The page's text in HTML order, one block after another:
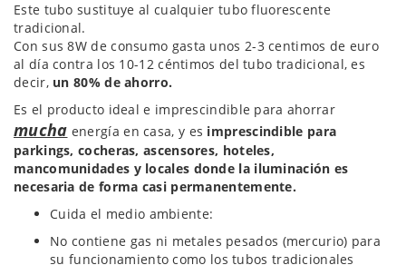
Este tubo sustituye al cualquier tubo fluorescente
tradicional.
Con sus 8W de consumo gasta unos 2-3 centimos de euro
al día contra los 10-12 céntimos del tubo tradicional, es
decir, un 80% de ahorro.
Es el producto ideal e imprescindible para ahorrar
mucha energía en casa, y es imprescindible para
parkings, cocheras, ascensores, hoteles,
mancomunidades y locales donde la iluminación es
necesaria de forma casi permanentemente.
Cuida el medio ambiente:
No contiene gas ni metales pesados (mercurio) para
su funcionamiento como los tubos tradicionales